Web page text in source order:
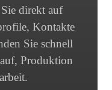
direkt auf
Kontakte
Sie schnell
Produktion